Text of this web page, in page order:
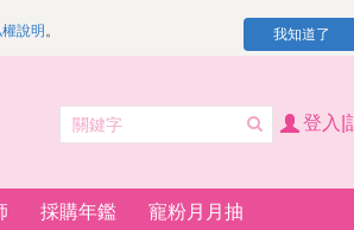
說明 。 我知道了
登入|
採購年鑑 寵粉月月抽